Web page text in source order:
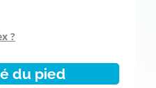
?
du pied